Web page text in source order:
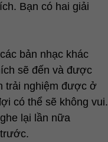
Bạn có hai giải
bản nhạc khác
sẽ đến và được
trải nghiệm được ở
có thể sẽ không vui.
lại lần nữa